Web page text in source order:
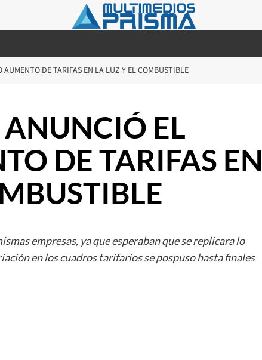
AUMENTO DE TARIFAS EN LA LUZ Y EL COMBUSTIBLE
EL
DE TARIFAS EN
empresas, ya que esperaban que se replicara lo
en los cuadros tarifarios se pospuso hasta finales